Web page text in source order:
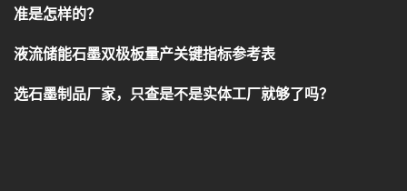
准是怎样的？
液流储能石墨双极板量产关键指标参考表
选石墨制品厂家，只查是不是实体工厂就够了吗？